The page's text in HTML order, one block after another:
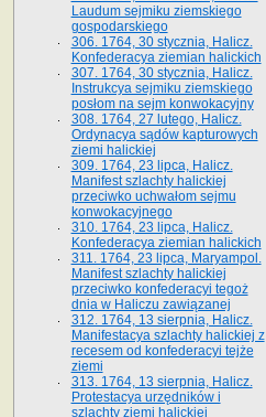
Laudum sejmiku ziemskiego
gospodarskiego
306. 1764, 30 stycznia, Halicz.
Konfederacya ziemian halickich
307. 1764, 30 stycznia, Halicz.
Instrukcya sejmiku ziemskiego
posłom na sejm konwokacyjny
308. 1764, 27 lutego, Halicz.
Ordynacya sądów kapturowych
ziemi halickiej
309. 1764, 23 lipca, Halicz.
Manifest szlachty halickiej
przeciwko uchwałom sejmu
konwokacyjnego
310. 1764, 23 lipca, Halicz.
Konfederacya ziemian halickich
311. 1764, 23 lipca, Maryampol.
Manifest szlachty halickiej
przeciwko konfederacyi tegoż
dnia w Haliczu zawiązanej
312. 1764, 13 sierpnia, Halicz.
Manifestacya szlachty halickiej z
recesem od konfederacyi tejże
ziemi
313. 1764, 13 sierpnia, Halicz.
Protestacya urzędników i
szlachty ziemi halickiej